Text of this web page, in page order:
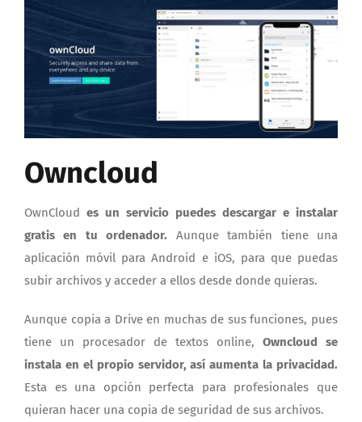
Owncloud
OwnCloud es un servicio puedes descargar e instalar
gratis en tu ordenador. Aunque también tiene una
aplicación móvil para Android e iOS, para que puedas
subir archivos y acceder a ellos desde donde quieras.
Aunque copia a Drive en muchas de sus funciones, pues
tiene un procesador de textos online, Owncloud se
instala en el propio servidor, así aumenta la privacidad.
Esta es una opción perfecta para profesionales que
quieran hacer una copia de seguridad de sus archivos.